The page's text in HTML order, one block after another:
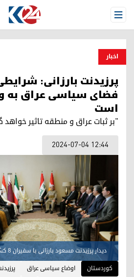
Open Menu
اخبار
پرزیدنت بارزانی:
فضای سیاسی عراق به
است
"بر ثبات عراق و منطقه تاثیر
2024-07-04 12:44
دیدار پرزیدنت مسعود بارزانی با سفیران ٨ کشور عربی
کوردستان
اوضاع سیاسی عراق